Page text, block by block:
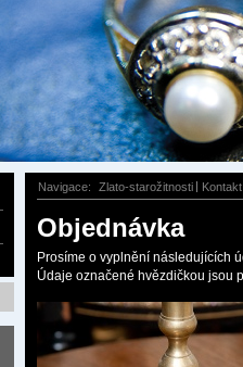
Navigace: Zlato-starožitnosti Kontakt
Objednávka
Prosíme o vyplnění následujících
Údaje označené hvězdičkou jsou